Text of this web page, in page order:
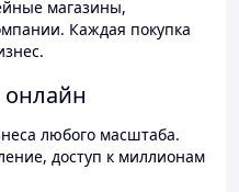
магазины,
Каждая покупка
онлайн
любого масштаба.
доступ к миллионам